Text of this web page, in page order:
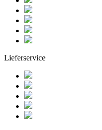
Lieferservice